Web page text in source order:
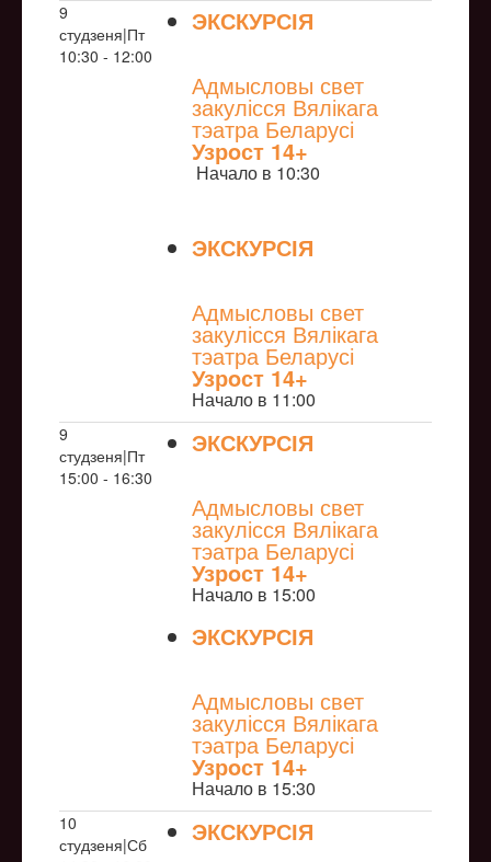
9
студзеня|Пт
10:30 - 12:00
ЭКСКУРСІЯ
Адмысловы свет
закулісся Вялікага
тэатра Беларусі
Узрoст 14+
Начало в 10:30
ЭКСКУРСІЯ
Адмысловы свет
закулісся Вялікага
тэатра Беларусі
Узрoст 14+
Начало в 11:00
9
студзеня|Пт
15:00 - 16:30
ЭКСКУРСІЯ
Адмысловы свет
закулісся Вялікага
тэатра Беларусі
Узрoст 14+
Начало в 15:00
ЭКСКУРСІЯ
Адмысловы свет
закулісся Вялікага
тэатра Беларусі
Узрoст 14+
Начало в 15:30
10
студзеня|Сб
ЭКСКУРСІЯ